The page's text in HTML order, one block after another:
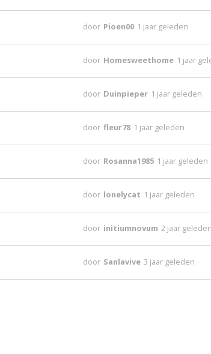
door Pioen00 1 jaar geleden
door Homesweethome 1 jaar
door Duinpieper 1 jaar geleden
door fleur78 1 jaar geleden
door Rosanna1985 1 jaar geleden
door lonelycat 1 jaar geleden
door initiumnovum 2 jaar geleden
door Sanlavive 3 jaar geleden